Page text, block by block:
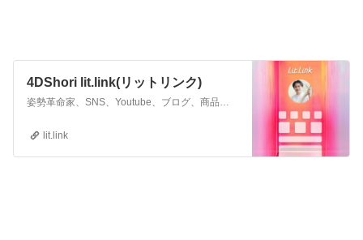
4DShori lit.link(リットリンク)
姿勢革命家、SNS、Youtube、ブログ、商品、HPなど、いま見て欲しいリンクを、まとめてシェア
lit.link